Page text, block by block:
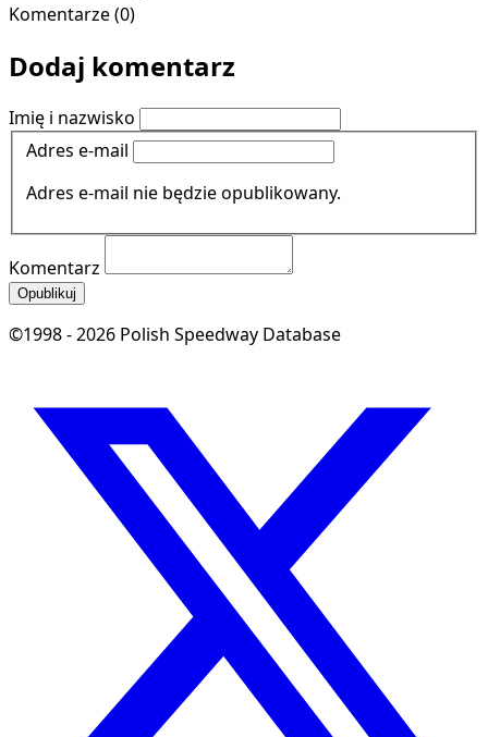
Komentarze (0)
Dodaj komentarz
Imię i nazwisko
Adres e-mail
Adres e-mail nie będzie opublikowany.
Komentarz
Opublikuj
©1998 - 2026 Polish Speedway Database